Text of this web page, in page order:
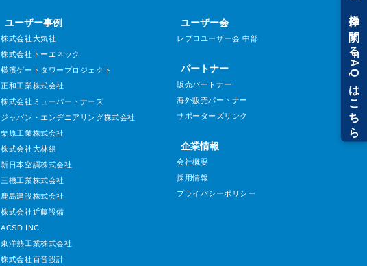
ユーザー事例
株式会社大気社
株式会社トーエネック
横濱ゲートタワープロジェクト
正和工業株式会社
株式会社ミューパートナーズ
ジャパン・エンヂニアリング株式会社
栗原工業株式会社
株式会社大林組
新日本空調株式会社
三機工業株式会社
鹿島建設株式会社
株式会社近藤設備
ACSD INC.
東洋熱工業株式会社
株式会社百音設計
ユーザー会
レブロユーザー会 中部
パートナー
販売パートナー
海外販売パートナー
サポーターズリンク
企業情報
会社概要
採用情報
プライバシーポリシー